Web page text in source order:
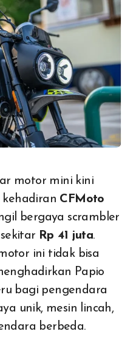
motor mini kini
CFMoto
bergaya scrambler
Rp 41 juta.
ini tidak bisa
Papio
bagi pengendara
unik, mesin lincah,
berbeda.